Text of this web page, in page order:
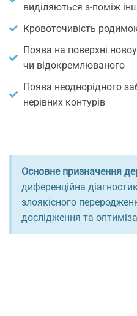
виділяються з-поміж
Кровоточивість
Поява на поверхні
чи відокремлюваного
Поява неоднорідного
нерівних контурів
Основне призначення
диференційна
злоякісного
дослідження та